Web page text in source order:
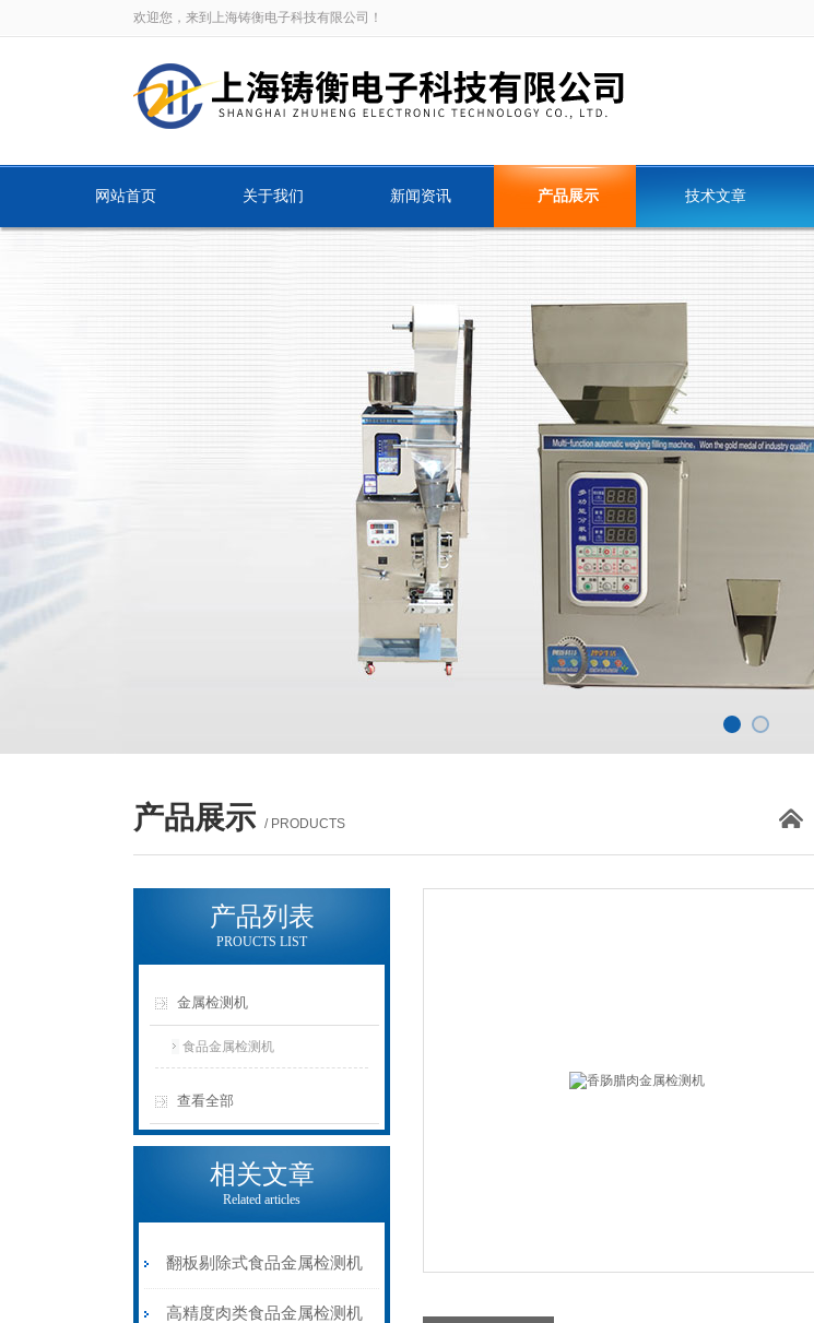
欢迎您，来到上海铸衡电子科技有限公司！
网站首页 关于我们 新闻资讯 产品展示 技术文章
产品展示 / PRODUCTS
产品列表
PROUCTS LIST
金属检测机
食品金属检测机
查看全部
相关文章
Related articles
翻板剔除式食品金属检测机
速冻肉类金属检测器
高精度肉类食品金属检测机